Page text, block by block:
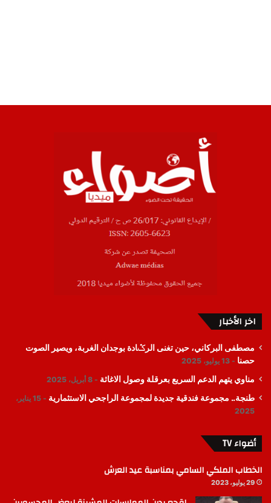
اخر الأخبار
مصطفى البركاني، حين تغنى الرݣادة بوجدان الغربة، ويصير الصوت
حصنا
13 يوليو، 2025
مناوي يتهم الدعم السريع بعرقلة وصول الاغاثة 8 أبريل، 2025
طنجة.. مجموعة فندقية جديدة لمجموعة الراجحي الاستثمارية
15 يناير،
2025
أضواء TV
الخطاب الملكي السامي بمناسبة عيد العرش
29 يوليو، 2023